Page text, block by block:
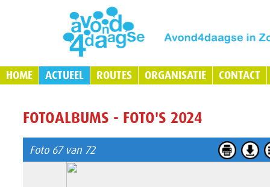
HOME ACTUEEL ROUTES ORGANISATIE CONTACT
FOTOALBUMS - FOTO'S 2024
Foto 67 van 72